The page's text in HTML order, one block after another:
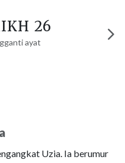
26
ayat
Uzia. Ia berumur